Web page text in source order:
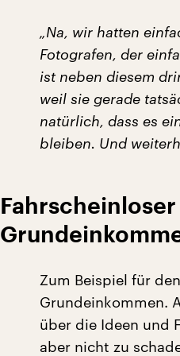
„Na, wir hatten
Fotografen, der
ist neben diesem
weil sie gerade
natürlich, dass es
bleiben. Und
Zum Beispiel für
Grundeinkommen.
über die Ideen und
aber nicht zu